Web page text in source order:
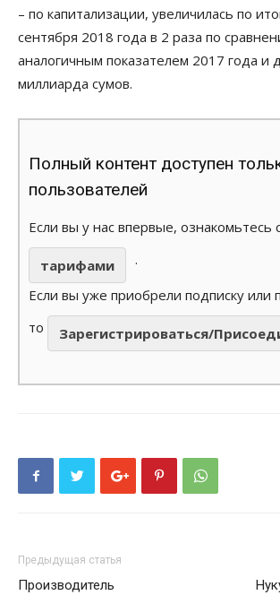
– по капитализации, увеличилась по
сентября 2018 года в 2 раза по
аналогичным показателем 2017 года и
миллиарда сумов.
Полный контент доступен
пользователей
Если вы у нас впервые, ознакомьтесь
тарифами
.
Если вы уже приобрели подписку или
то
Зарегистрироваться/
Предыдущая статья
Производитель